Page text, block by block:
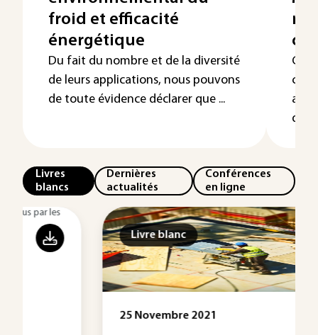
froid et efficacité
énergétique
Du fait du nombre et de la diversité
de leurs applications, nous pouvons
de toute évidence déclarer que ...
Ces
de ...
Livres
blancs
Dernières
actualités
Conférences
en ligne
Livre blanc
25 Novembre 2021